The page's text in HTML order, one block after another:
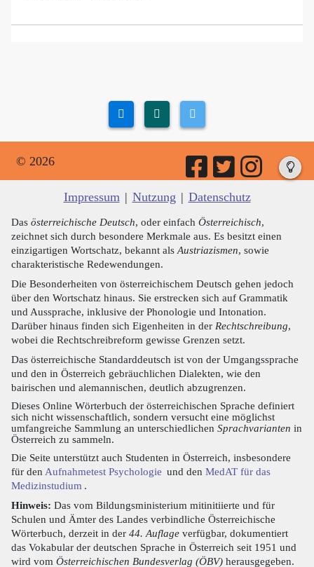
© 2026
Impressum | Nutzung | Datenschutz
Das österreichische Deutsch, oder einfach Österreichisch,
zeichnet sich durch besondere Merkmale aus. Es besitzt einen
einzigartigen Wortschatz, bekannt als Austriazismen, sowie
charakteristische Redewendungen.
Die Besonderheiten von österreichischem Deutsch gehen jedoch
über den Wortschatz hinaus. Sie erstrecken sich auf Grammatik
und Aussprache, inklusive der Phonologie und Intonation.
Darüber hinaus finden sich Eigenheiten in der Rechtschreibung,
wobei die Rechtschreibreform gewisse Grenzen setzt.
Das österreichische Standarddeutsch ist von der Umgangssprache
und den in Österreich gebräuchlichen Dialekten, wie den
bairischen und alemannischen, deutlich abzugrenzen.
Dieses Online Wörterbuch der österreichischen Sprache definiert
sich nicht wissenschaftlich, sondern versucht eine möglichst
umfangreiche Sammlung an unterschiedlichen Sprachvarianten in
Österreich zu sammeln.
Die Seite unterstützt auch Studenten in Österreich, insbesondere
für den Aufnahmetest Psychologie und den MedAT für das
Medizinstudium .
Hinweis: Das vom Bildungsministerium mitinitiierte und für
Schulen und Ämter des Landes verbindliche Österreichische
Wörterbuch, derzeit in der 44. Auflage verfügbar, dokumentiert
das Vokabular der deutschen Sprache in Österreich seit 1951 und
wird vom Österreichischen Bundesverlag (ÖBV) herausgegeben.